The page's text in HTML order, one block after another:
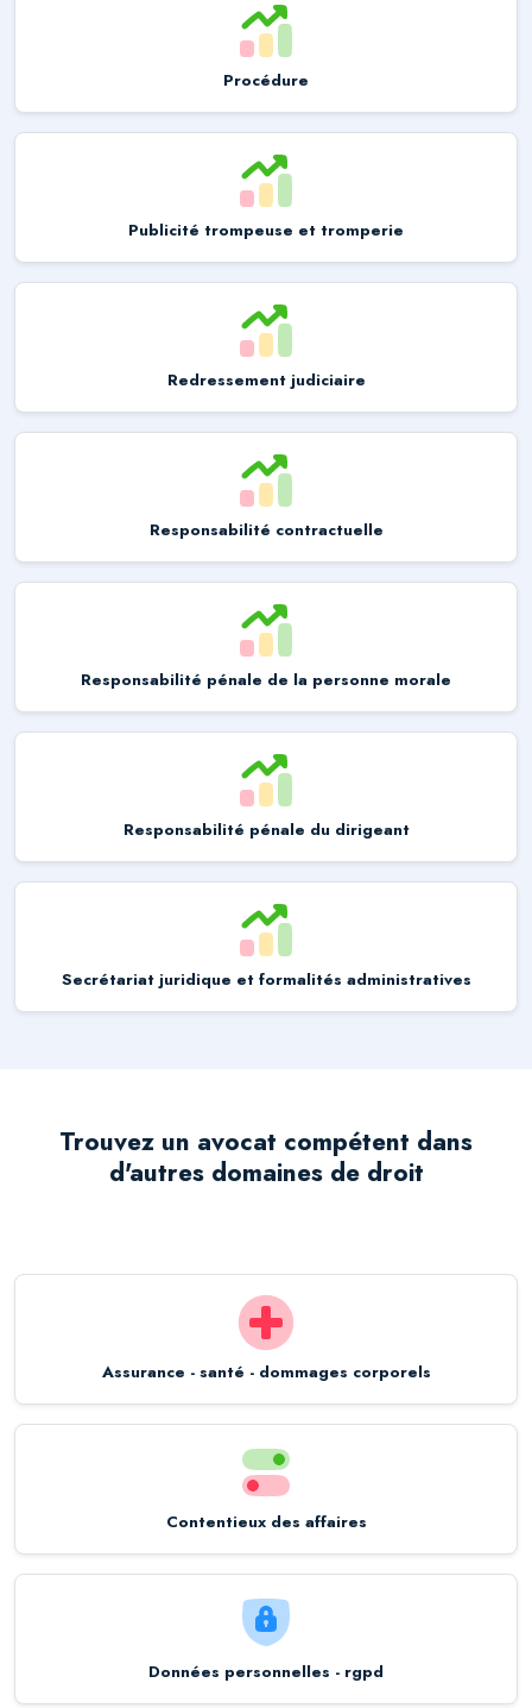
Procédure
Publicité trompeuse et tromperie
Redressement judiciaire
Responsabilité contractuelle
Responsabilité pénale de la personne morale
Responsabilité pénale du dirigeant
Secrétariat juridique et formalités administratives
Trouvez un avocat compétent dans
d'autres domaines de droit
Assurance - santé - dommages corporels
Contentieux des affaires
Données personnelles - rgpd